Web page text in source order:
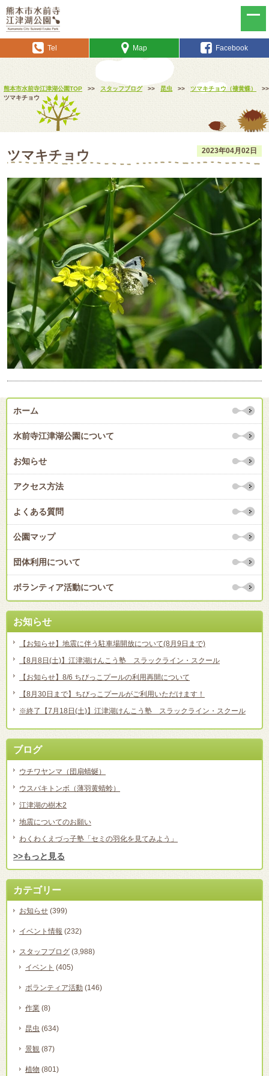
Tel Map Facebook
熊本市水前寺江津湖公園TOP >> スタッフブログ >> 昆虫 >> ツマキチョウ（褄黄蝶）
>>
ツマキチョウ
2023年04月02日
ツマキチョウ
ホーム
水前寺江津湖公園について
お知らせ
アクセス方法
よくある質問
公園マップ
団体利用について
ボランティア活動について
お知らせ
【お知らせ】地震に伴う駐車場開放について(8月9日まで)
【8月8日(土)】江津湖けんこう塾 スラックライン・スクール
【お知らせ】8/6 ちびっこプールの利用再開について
【8月30日まで】ちびっこプールがご利用いただけます！
※終了【7月18日(土)】江津湖けんこう塾 スラックライン・スクール
ブログ
ウチワヤンマ（団扇蜻蜒）
ウスバキトンボ（薄羽黄蜻蛉）
江津湖の樹木2
地震についてのお願い
わくわくえづっ子塾「セミの羽化を見てみよう」
>>もっと見る
カテゴリー
お知らせ (399)
イベント情報 (232)
スタッフブログ (3,988)
イベント (405)
ボランティア活動 (146)
作業 (8)
昆虫 (634)
景観 (87)
植物 (801)